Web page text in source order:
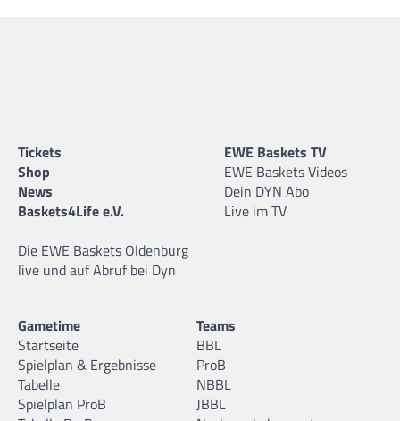
Tickets
Shop
News
Baskets4Life e.V.
Die EWE Baskets Oldenburg
live und auf Abruf bei Dyn
EWE Baskets TV
EWE Baskets Videos
Dein DYN Abo
Live im TV
Gametime
Startseite
Spielplan & Ergebnisse
Tabelle
Spielplan ProB
Teams
BBL
ProB
NBBL
JBBL